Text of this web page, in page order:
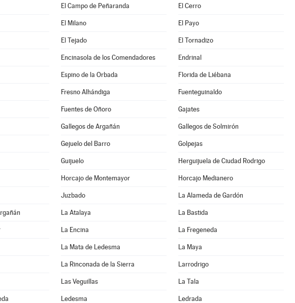
El Campo de Peñaranda El Cerro
El Milano El Payo
El Tejado El Tornadizo
Encinasola de los Comendadores Endrinal
Espino de la Orbada Florida de Liébana
Fresno Alhándiga Fuenteguinaldo
Fuentes de Oñoro Gajates
Gallegos de Argañán Gallegos de Solmirón
Gejuelo del Barro Golpejas
Guijuelo Herguijuela de Ciudad Rodrigo
Horcajo de Montemayor Horcajo Medianero
Juzbado La Alameda de Gardón
La Atalaya La Bastida
La Encina La Fregeneda
La Mata de Ledesma La Maya
La Rinconada de la Sierra Larrodrigo
Las Veguillas La Tala
Ledesma Ledrada